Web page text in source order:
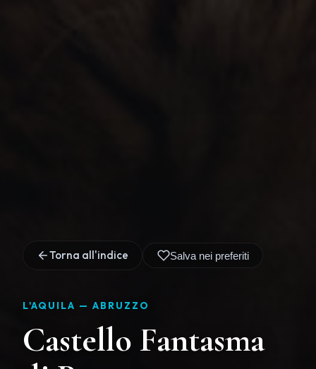
Torna all'indice Salva nei preferiti
L'AQUILA — ABRUZZO
Castello Fantasma